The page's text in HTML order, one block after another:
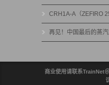
CRH1A-A（ZEFIRO
再见！中国最后的蒸
商业使用请联系TrainNet